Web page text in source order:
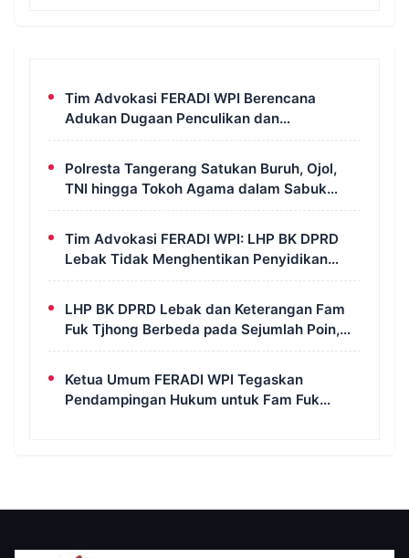
Tim Advokasi FERADI WPI Berencana
Adukan Dugaan Penculikan dan
Pengeroyokan terhadap UUN ke Komisi III
Polresta Tangerang Satukan Buruh, Ojol,
TNI hingga Tokoh Agama dalam Sabuk
Kamtibmas
Tim Advokasi FERADI WPI: LHP BK DPRD
Lebak Tidak Menghentikan Penyidikan
Perkara Fam Fuk Tjhong Alias Pak Uun
LHP BK DPRD Lebak dan Keterangan Fam
Fuk Tjhong Berbeda pada Sejumlah Poin,
Revan FERADI WPI: Proses Pembuktian
Ketua Umum FERADI WPI Tegaskan
Pendampingan Hukum untuk Fam Fuk